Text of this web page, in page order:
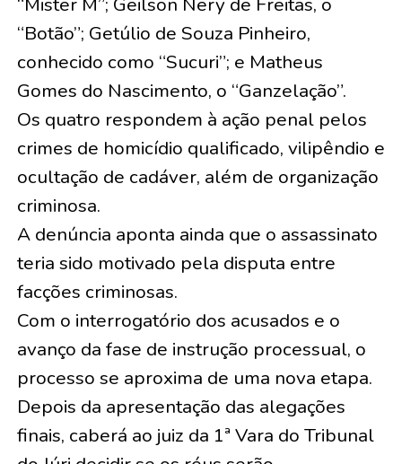
“Botão”; Getúlio de Souza Pinheiro,
conhecido como “Sucuri”; e Matheus
Gomes do Nascimento, o “Ganzelação”.
Os quatro respondem à ação penal pelos
crimes de homicídio qualificado, vilipêndio e
ocultação de cadáver, além de organização
criminosa.
A denúncia aponta ainda que o assassinato
teria sido motivado pela disputa entre
facções criminosas.
Com o interrogatório dos acusados e o
avanço da fase de instrução processual, o
processo se aproxima de uma nova etapa.
Depois da apresentação das alegações
finais, caberá ao juiz da 1ª Vara do Tribunal